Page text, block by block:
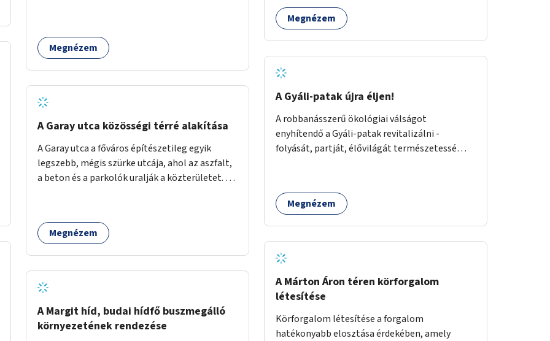
zöldítéssel is össze lehetne kötni: ahol
megoldható, ott az utasváróra vagy akár
megállókat.
Megnézem
A Garay utca közösségi térré alakítása
A Garay utca a főváros építészetileg egyik
legszebb, mégis szürke utcája, ahol az aszfalt,
a beton és a parkolók uralják a közterületet. Az
közösségbarát terület létrehozásának. A
szakaszon a parkolás átszervezésével
sakkasztal és egy lábbal tekerhető
mobiltöltőpont tennék kellemesebbé (és
hűvösebbé) a környéken lakók és az arra járók
mindennapjait.
Megnézem
A Margit híd, budai hídfő buszmegálló
környezetének rendezése
Megnézem
A Gyáli-patak újra éljen!
A robbanásszerű ökológiai válságot
enyhítendő a Gyáli-patak revitalizálni -
folyását, partját, élővilágát természetessé
terhelt módon. Élő kapcsolatot létrehozni
Soroksár és a patak között, illetve a
vezetésével.
Megnézem
A Márton Áron téren körforgalom
létesítése
Körforgalom létesítése a forgalom
hatékonyabb elosztása érdekében, amely